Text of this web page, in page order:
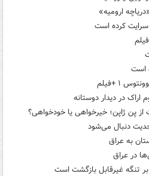
ارومیه»
کرده است
است
در دیدار دوستانه
از یِن ژاپن؛ خیرخواهی یا خودخواهی؟
جدیت دنبال می‌شود
به عراق
تنگه غیرقابل بازگشت است